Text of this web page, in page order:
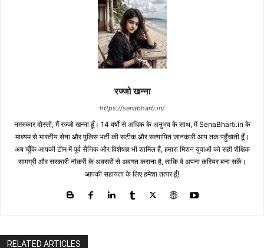
रज्जो खन्ना
https://senabharti.in/
नमस्कार दोस्तों, मैं रज्जो खन्ना हूँ। 14 वर्षों से अधिक के अनुभव के साथ, मैं SenaBharti.in के
माध्यम से भारतीय सेना और पुलिस भर्ती की सटीक और सत्यापित जानकारी आप तक पहुँचाती हूँ।
अब चूँकि आपकी टीम में पूर्व सैनिक और विशेषज्ञ भी शामिल हैं, हमारा मिशन युवाओं को सही शैक्षिक
सामग्री और सरकारी नौकरी के अवसरों से अवगत कराना है, ताकि वे अपना करियर बना सकें।
आपकी सहायता के लिए हमेशा तत्पर हूँ!
RELATED ARTICLES